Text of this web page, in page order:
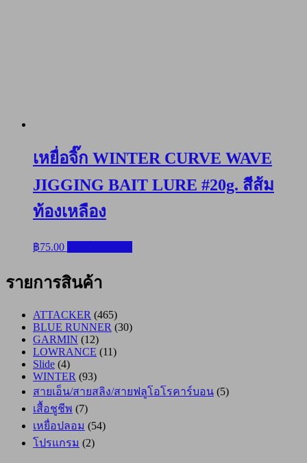
เหยื่อจิ๊ก WINTER CURVE WAVE
JIGGING BAIT LURE #20g. สีส้ม
ท้องเหลือง
฿75.00
รายการสินค้า
ATTACKER (465)
BLUE RUNNER (30)
GARMIN (12)
LOWRANCE (11)
Slide (4)
WINTER (93)
สายเอ็น/สายสลิง/สายฟลูโอโรคาร์บอน (5)
เสื้อชูชีพ (7)
เหยื่อปลอม (54)
โปรแกรม (2)